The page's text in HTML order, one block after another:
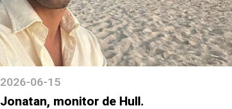
2026-06-15
Jonatan, monitor de Hull.